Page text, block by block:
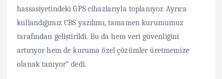
hassasiyetindeki GPS cihazlarıyla toplanıyor. Ayrıca
kullandığımız CBS yazılımı, tamamen kurumumuz
tarafından geliştirildi. Bu da hem veri güvenliğini
artırıyor hem de kuruma özel çözümler üretmemize
olanak tanıyor” dedi.